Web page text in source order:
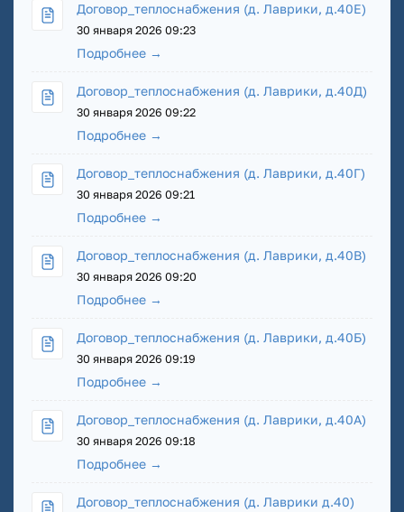
Договор_теплоснабжения (д. Лаврики, д.40Е)
30 января 2026 09:23
Подробнее →
Договор_теплоснабжения (д. Лаврики, д.40Д)
30 января 2026 09:22
Подробнее →
Договор_теплоснабжения (д. Лаврики, д.40Г)
30 января 2026 09:21
Подробнее →
Договор_теплоснабжения (д. Лаврики, д.40В)
30 января 2026 09:20
Подробнее →
Договор_теплоснабжения (д. Лаврики, д.40Б)
30 января 2026 09:19
Подробнее →
Договор_теплоснабжения (д. Лаврики, д.40А)
30 января 2026 09:18
Подробнее →
Договор_теплоснабжения (д. Лаврики д.40)